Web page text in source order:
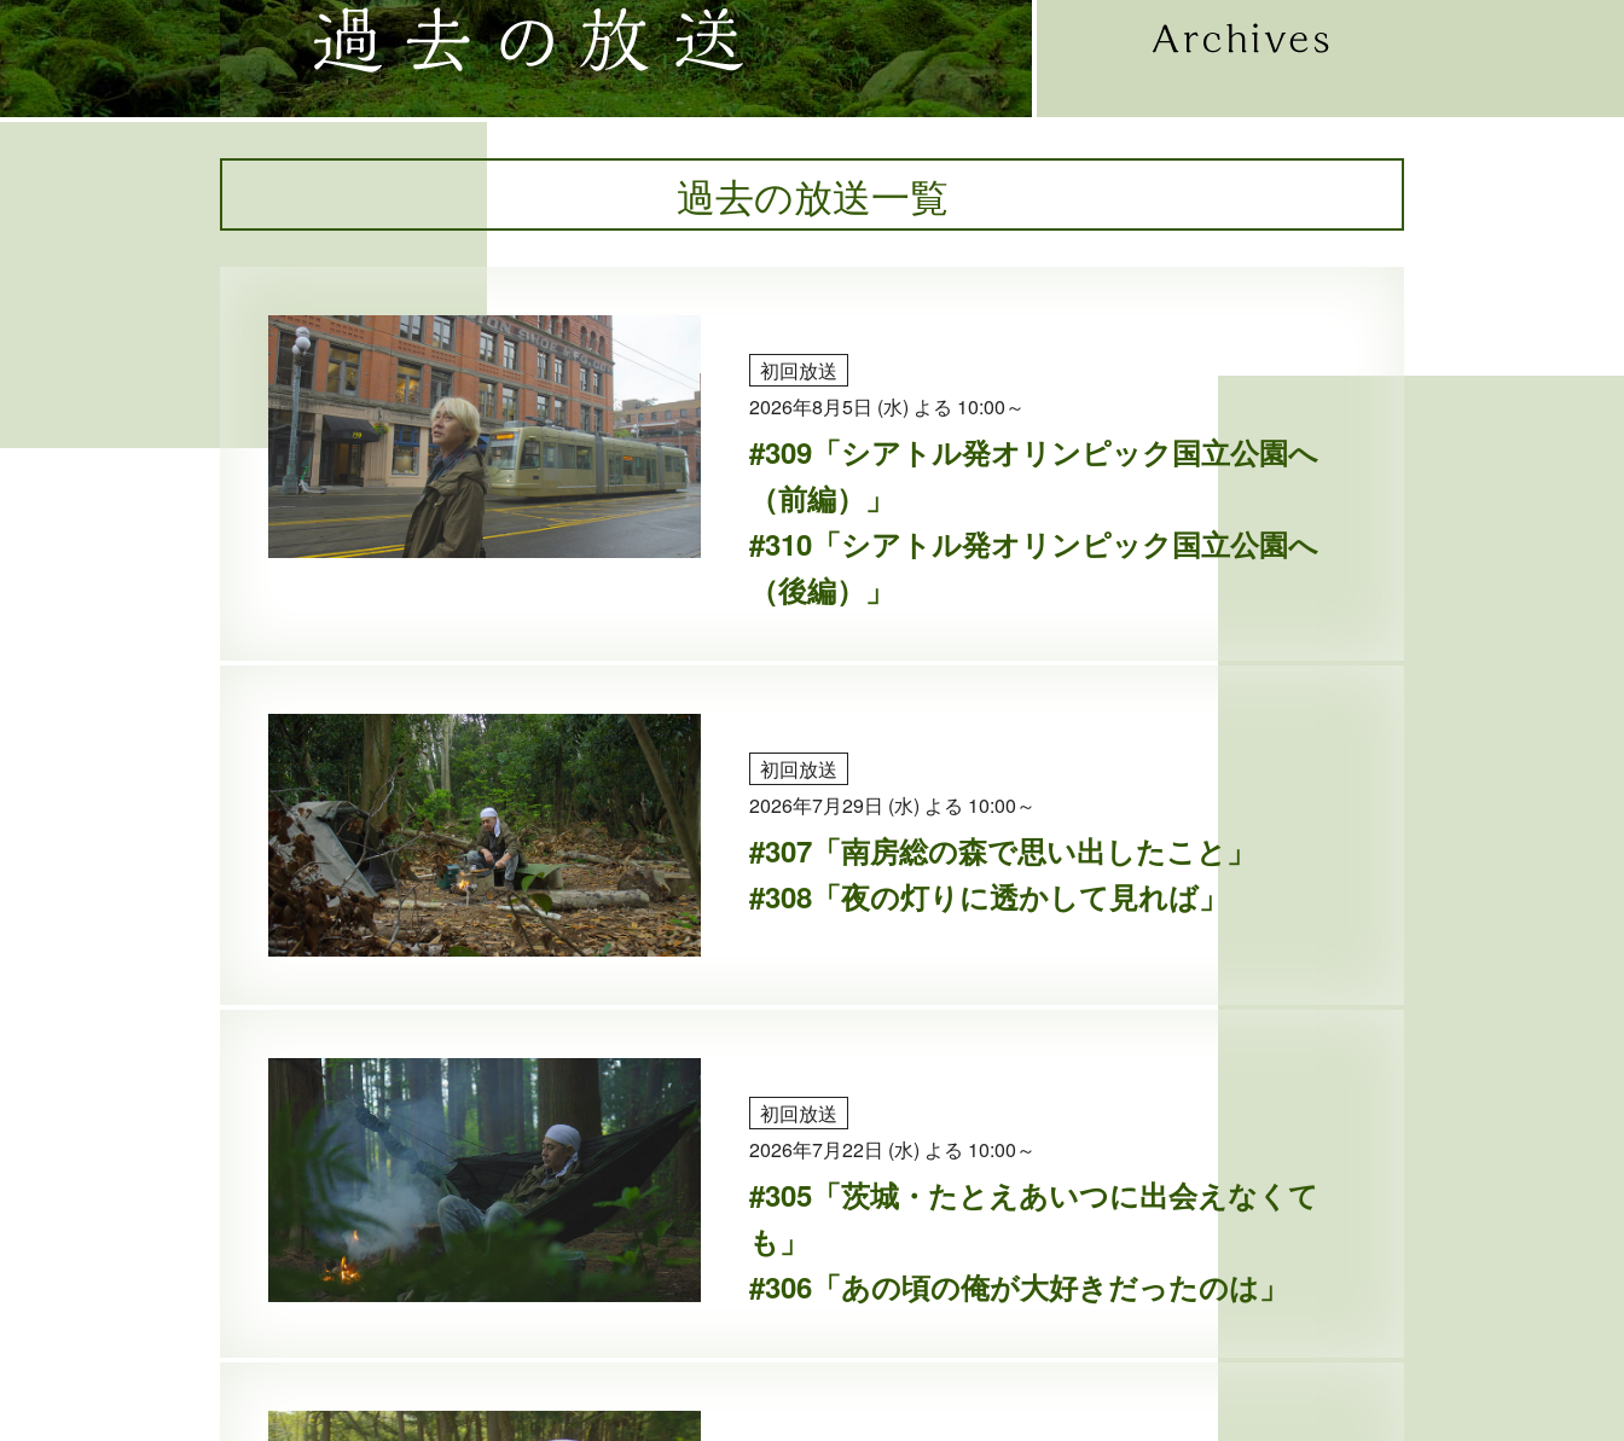
過去の放送一覧
初回放送
2026年8月5日 (水) よる 10:00～
#309「シアトル発オリンピック国立公園へ
（前編）」
#310「シアトル発オリンピック国立公園へ
（後編）」
初回放送
2026年7月29日 (水) よる 10:00～
#307「南房総の森で思い出したこと」
#308「夜の灯りに透かして見れば」
初回放送
2026年7月22日 (水) よる 10:00～
#305「茨城・たとえあいつに出会えなくて
も」
#306「あの頃の俺が大好きだったのは」